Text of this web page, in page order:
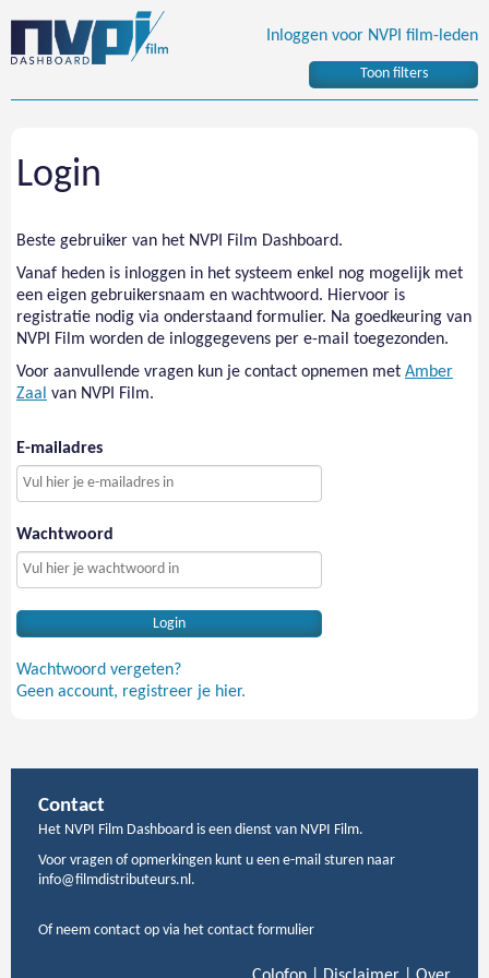
Inloggen voor NVPI film-leden
Toon filters
Login
Beste gebruiker van het NVPI Film Dashboard.
Vanaf heden is inloggen in het systeem enkel nog mogelijk met
een eigen gebruikersnaam en wachtwoord. Hiervoor is
registratie nodig via onderstaand formulier. Na goedkeuring van
NVPI Film worden de inloggegevens per e-mail toegezonden.
Voor aanvullende vragen kun je contact opnemen met Amber
Zaal van NVPI Film.
E-mailadres
Wachtwoord
Wachtwoord vergeten?
Geen account, registreer je hier.
Contact
Het NVPI Film Dashboard is een dienst van NVPI Film.
Voor vragen of opmerkingen kunt u een e-mail sturen naar
info@filmdistributeurs.nl.
Of neem contact op via het contact formulier